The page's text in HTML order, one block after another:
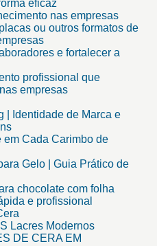
eficaz
nas empresas
ou outros formatos de
e fortalecer a
profissional que
empresas
| Identidade de Marca e
em Cada Carimbo de
Gelo | Guia Prático de
chocolate com folha
e profissional
Lacres Modernos
DE CERA EM